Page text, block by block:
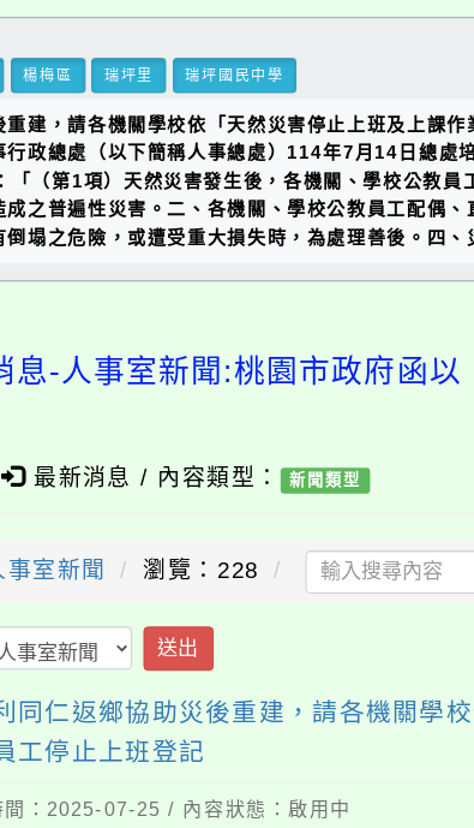
楊梅區 瑞坪里 瑞坪國民中學
建，請各機關學校依「天然災害停止上班及上課
行政總處（以下簡稱人事總處）114年7月14日總
「（第1項）天然災害發生後，各機關、學校公教
之普遍性災害。二、各機關、學校公教員工配偶
塌之危險，或遭受重大損失時，為處理善後。四、
息-人事室新聞:桃園市政府函
最新消息 / 內容類型： 新聞類型
事室新聞 瀏覽：228
送出
同仁返鄉協助災後重建，請各機關學
工停止上班登記
：2025-07-25 / 內容狀態：啟用中